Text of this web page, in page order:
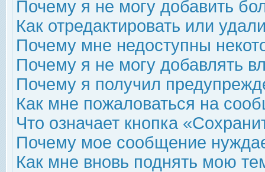
Почему я не могу добавить
Как отредактировать или
Почему мне недоступны
Почему я не могу добавлять
Почему я получил
Как мне пожаловаться на
Что означает кнопка
Почему мое сообщение
Как мне вновь поднять мою